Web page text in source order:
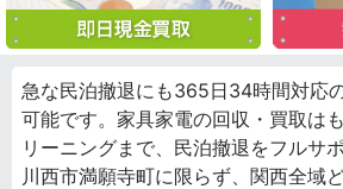
急な民泊撤退にも365日34時間対応
可能です。家具家電の回収・買取は
リーニングまで、民泊撤退をフルサ
川西市満願寺町に限らず、関西全域